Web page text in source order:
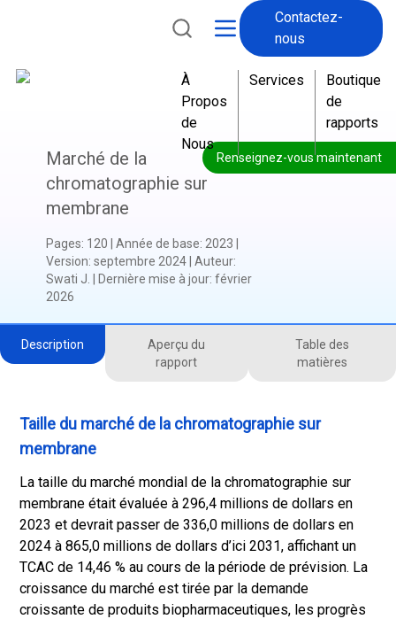
Contactez-
nous
À
Propos
de
Nous
Services
Boutique
de
rapports
Renseignez-vous maintenant
Marché de la
chromatographie sur
membrane
Pages: 120 Année de base: 2023
Version: septembre 2024| Auteur:
Swati J.
Dernière mise à jour: février
2026
Description
Aperçu du
rapport
Table des
matières
Taille du marché de la chromatographie sur
membrane
La taille du marché mondial de la chromatographie sur
membrane était évaluée à 296,4 millions de dollars en
2023 et devrait passer de 336,0 millions de dollars en
2024 à 865,0 millions de dollars d’ici 2031, affichant un
TCAC de 14,46 % au cours de la période de prévision. La
croissance du marché est tirée par la demande
croissante de produits biopharmaceutiques, les progrès